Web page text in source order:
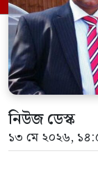
হওয়ায়
নিউজ ডেস্ক
১৩ মে ২০২৬,